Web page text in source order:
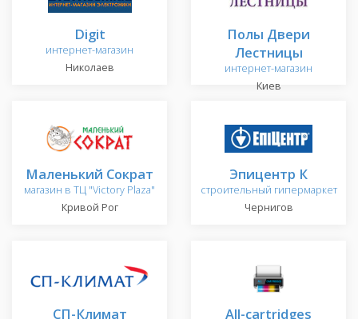
Digit
интернет-магазин
Николаев
Полы Двери
Лестницы
интернет-магазин
Киев
Маленький Сократ
магазин в ТЦ "Victory Plaza"
Кривой Рог
Эпицентр К
строительный гипермаркет
Чернигов
СП-Климат All-cartridges